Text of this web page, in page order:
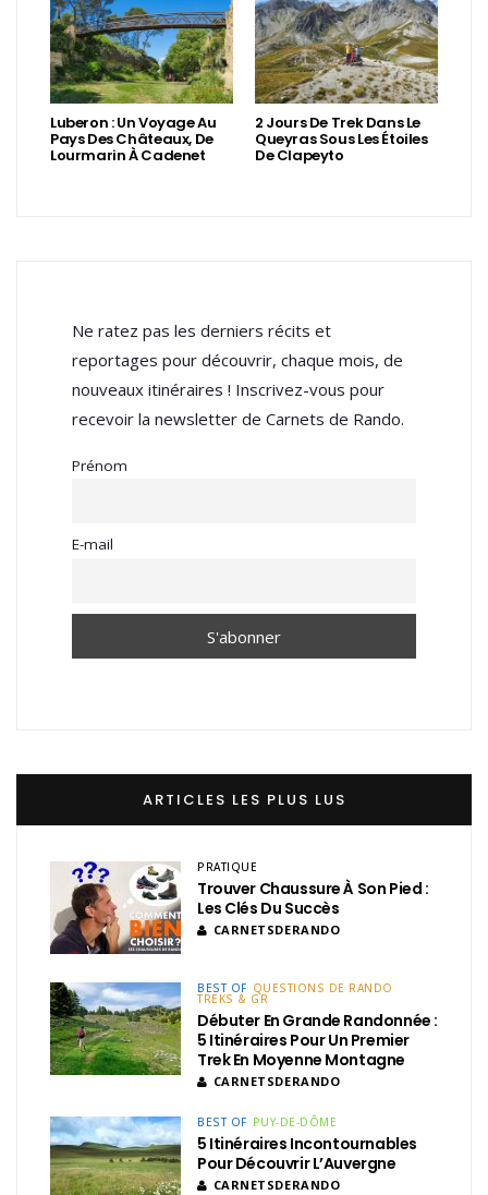
Luberon : Un Voyage Au
Pays Des Châteaux, De
Lourmarin À Cadenet
2 Jours De Trek Dans Le
Queyras Sous Les Étoiles
De Clapeyto
Ne ratez pas les derniers récits et
reportages pour découvrir, chaque mois, de
nouveaux itinéraires ! Inscrivez-vous pour
recevoir la newsletter de Carnets de Rando.
Prénom
E-mail
ARTICLES LES PLUS LUS
PRATIQUE
Trouver Chaussure À Son Pied :
Les Clés Du Succès
CARNETSDERANDO
BEST OF QUESTIONS DE RANDO
TREKS & GR
Débuter En Grande Randonnée :
5 Itinéraires Pour Un Premier
Trek En Moyenne Montagne
CARNETSDERANDO
BEST OF PUY-DE-DÔME
5 Itinéraires Incontournables
Pour Découvrir L’Auvergne
CARNETSDERANDO